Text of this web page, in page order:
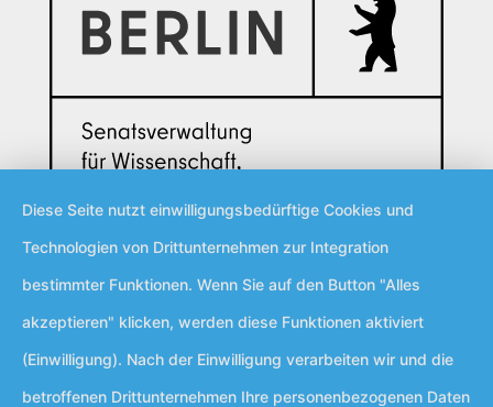
Diese Seite nutzt einwilligungsbedürftige Cookies und
Technologien von Drittunternehmen zur Integration
bestimmter Funktionen. Wenn Sie auf den Button "Alles
akzeptieren" klicken, werden diese Funktionen aktiviert
(Einwilligung). Nach der Einwilligung verarbeiten wir und die
betroffenen Drittunternehmen Ihre personenbezogenen Daten